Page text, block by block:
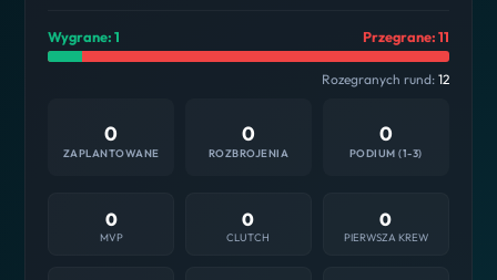
Wygrane: 1 Przegrane: 11
Rozegranych rund: 12
0
ZAPLANTOWANE
0
ROZBROJENIA
0
PODIUM (1-3)
0
MVP
0
CLUTCH
0
PIERWSZA KREW